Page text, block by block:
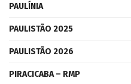
PAULÍNIA
PAULISTÃO 2025
PAULISTÃO 2026
PIRACICABA – RMP